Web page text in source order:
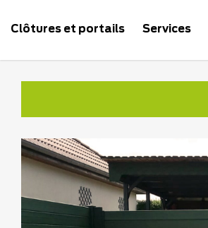
Clôtures et portails Services